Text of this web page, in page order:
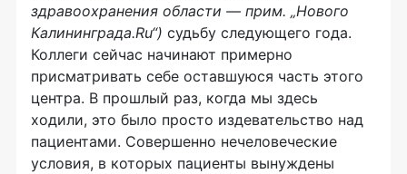
здравоохранения области — прим. „Нового
Калининграда.Ru“) судьбу следующего года.
Коллеги сейчас начинают примерно
присматривать себе оставшуюся часть этого
центра. В прошлый раз, когда мы здесь
ходили, это было просто издевательство над
пациентами. Совершенно нечеловеческие
условия, в которых пациенты вынуждены